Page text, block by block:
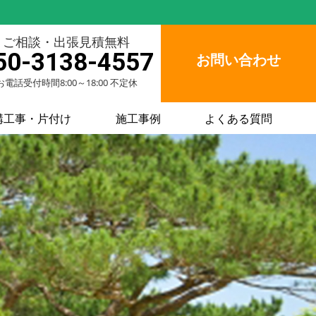
ご相談・出張見積無料
3138-4557
電話受付時間8:00～18:00 不定休
お問い合わせ
工事・片付け 施工事例 よくある質問